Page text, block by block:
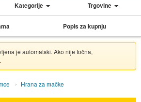
Kategorije Trgovine
Popis za kupnju
je automatski. Ako nije točna,
.
Hrana za mačke